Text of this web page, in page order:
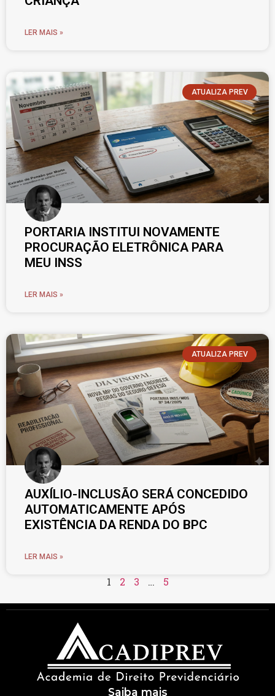
LER MAIS »
ATUALIZA PREV
PORTARIA INSTITUI NOVAMENTE
PROCURAÇÃO ELETRÔNICA PARA
MEU INSS
LER MAIS »
ATUALIZA PREV
AUXÍLIO-INCLUSÃO SERÁ CONCEDIDO
AUTOMATICAMENTE APÓS
EXISTÊNCIA DA RENDA DO BPC
LER MAIS »
1 2 3 … 5
Saiba mais